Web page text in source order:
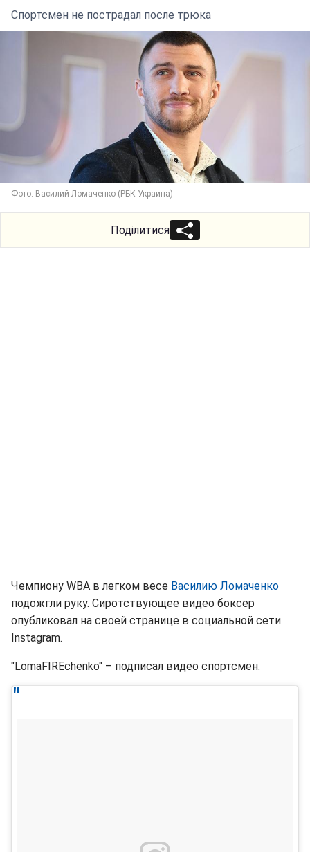
Спортсмен не пострадал после трюка
Фото: Василий Ломаченко (РБК-Украина)
Поділитися
Чемпиону WBA в легком весе Василию Ломаченко
подожгли руку. Сиротствующее видео боксер
опубликовал на своей странице в социальной сети
Instagram.
"LomaFIREchenko" – подписал видео спортсмен.